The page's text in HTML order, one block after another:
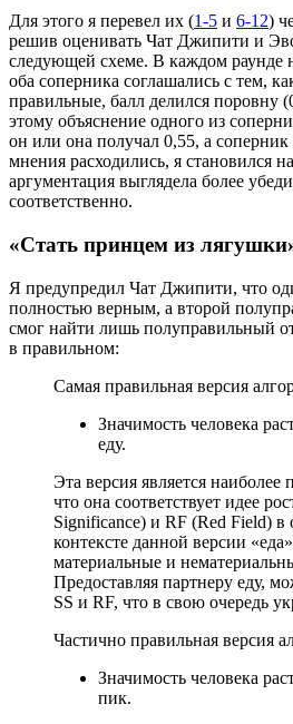
Для этого я перевел их (1-5 и 6-12)
решив оценивать Чат Джипити и
следующей схеме. В каждом раунде
оба соперника соглашались с тем,
правильные, балл делился поровну
этому объяснение одного из
он или она получал 0,55, а
мнения расходились, я становился
аргументация выглядела более
соответственно.
«Стать принцем из
Я предупредил Чат Джипити, что
полностью верным, а второй
смог найти лишь полуправильный
в правильном:
Самая правильная версия
Значимость человека
еду.
Эта версия является
что она соответствует идее
Significance) и RF (Red Field)
контексте данной версии
материальные и
Предоставляя партнеру еду,
SS и RF, что в свою очередь
Частично правильная версия
Значимость человека
пик.